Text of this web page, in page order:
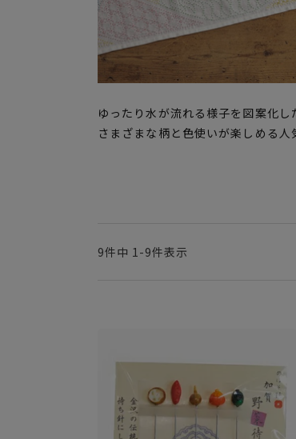
ゆったり水が流れる様子を図案化し
さまざまな柄と色使いが楽しめる人
9件中 1 -9件表示